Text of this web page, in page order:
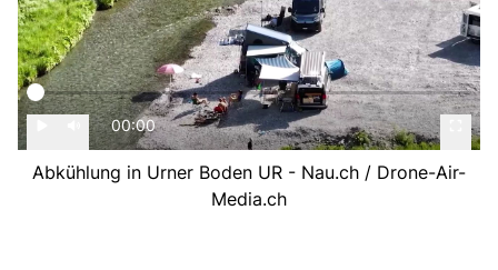
00:00
Abkühlung in Urner Boden UR - Nau.ch / Drone-Air-
Media.ch